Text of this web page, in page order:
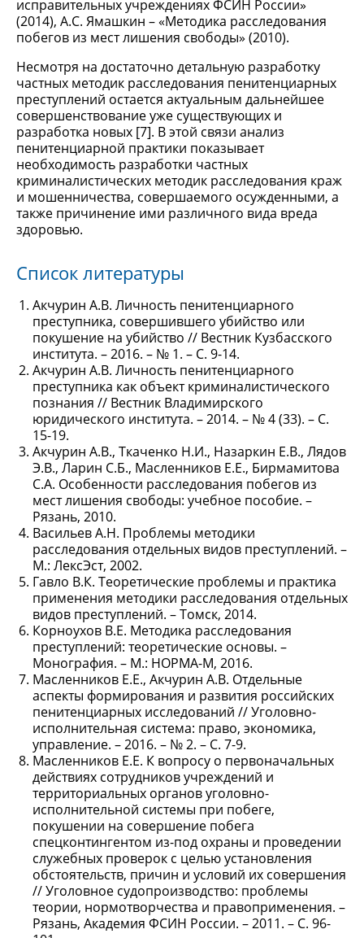
исправительных учреждениях ФСИН России»
(2014), А.С. Ямашкин – «Методика расследования
побегов из мест лишения свободы» (2010).
Несмотря на достаточно детальную разработку
частных методик расследования пенитенциарных
преступлений остается актуальным дальнейшее
совершенствование уже существующих и
разработка новых [7]. В этой связи анализ
пенитенциарной практики показывает
необходимость разработки частных
криминалистических методик расследования краж
и мошенничества, совершаемого осужденными, а
также причинение ими различного вида вреда
здоровью.
Список литературы
Акчурин А.В. Личность пенитенциарного
преступника, совершившего убийство или
покушение на убийство // Вестник Кузбасского
института. – 2016. – № 1. – С. 9-14.
Акчурин А.В. Личность пенитенциарного
преступника как объект криминалистического
познания // Вестник Владимирского
юридического института. – 2014. – № 4 (33). – С.
15-19.
Акчурин А.В., Ткаченко Н.И., Назаркин Е.В., Лядов
Э.В., Ларин С.Б., Масленников Е.Е., Бирмамитова
С.А. Особенности расследования побегов из
мест лишения свободы: учебное пособие. –
Рязань, 2010.
Васильев А.Н. Проблемы методики
расследования отдельных видов преступлений. –
М.: ЛексЭст, 2002.
Гавло В.К. Теоретические проблемы и практика
применения методики расследования отдельных
видов преступлений. – Томск, 2014.
Корноухов В.Е. Методика расследования
преступлений: теоретические основы. –
Монография. – М.: НОРМА-М, 2016.
Масленников Е.Е., Акчурин А.В. Отдельные
аспекты формирования и развития российских
пенитенциарных исследований // Уголовно-
исполнительная система: право, экономика,
управление. – 2016. – № 2. – С. 7-9.
Масленников Е.Е. К вопросу о первоначальных
действиях сотрудников учреждений и
территориальных органов уголовно-
исполнительной системы при побеге,
покушении на совершение побега
спецконтингентом из-под охраны и проведении
служебных проверок с целью установления
обстоятельств, причин и условий их совершения
// Уголовное судопроизводство: проблемы
теории, нормотворчества и правоприменения. –
Рязань, Академия ФСИН России. – 2011. – С. 96-